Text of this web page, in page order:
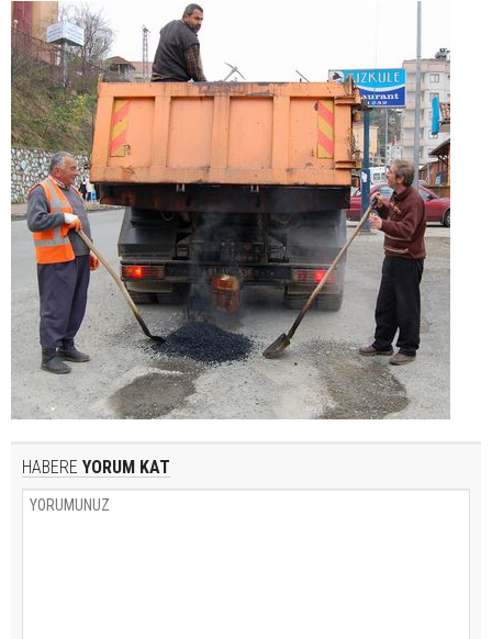
HABERE YORUM KAT